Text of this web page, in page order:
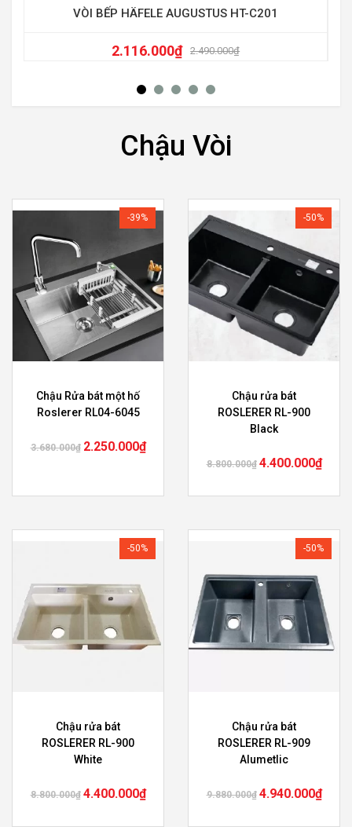
VÒI BẾP HÄFELE AUGUSTUS HT-C201
2.490.000₫
2.116.000₫
Chậu Vòi
-39%
Chậu Rửa bát một hố
Roslerer RL04-6045
3.680.000₫ 2.250.000₫
-50%
Chậu rửa bát
ROSLERER RL-900
Black
8.800.000₫ 4.400.000₫
-50%
Chậu rửa bát
ROSLERER RL-900
White
8.800.000₫ 4.400.000₫
-50%
Chậu rửa bát
ROSLERER RL-909
Alumetlic
9.880.000₫ 4.940.000₫